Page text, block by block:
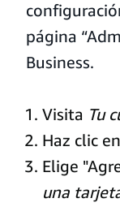
página
Business.
Visita Tu
Haz clic en
Elige
una